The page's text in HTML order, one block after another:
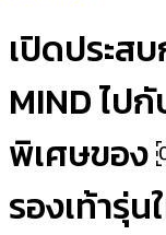
เปิดประส
MIND ไป
พิเศษของ
รองเท้ารุ่น